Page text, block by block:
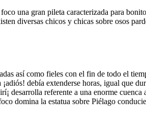
una gran pileta caracterizada para
diversas chicos y chicas sobre osos
así­ como fieles con el fin de todo el
debía extenderse horas, igual que
desarrolla referente a una enorme
domina la estatua sobre Piélago